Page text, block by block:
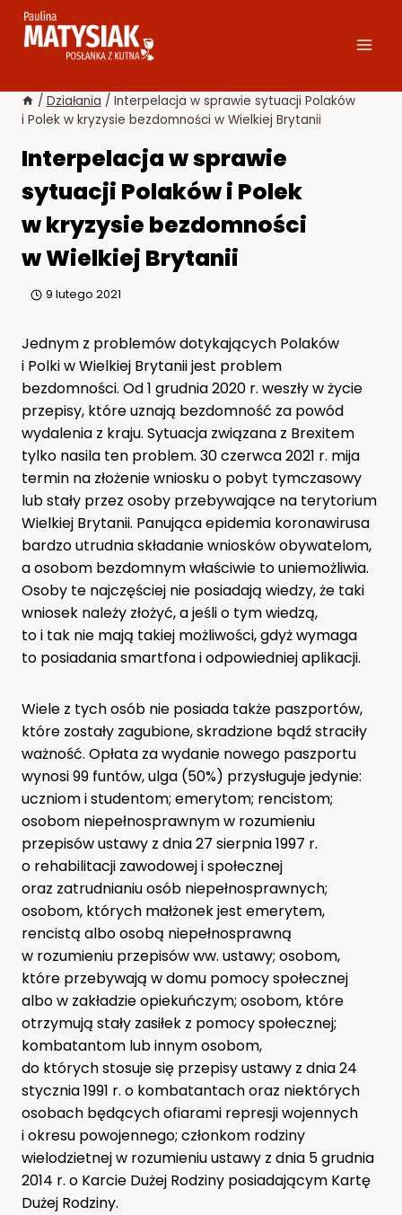
Przejdź
/ Działania / Interpelacja w sprawie sytuacji Polaków
i Polek w kryzysie bezdomności w Wielkiej Brytanii
Interpelacja w sprawie
sytuacji Polaków i Polek
w kryzysie bezdomności
w Wielkiej Brytanii
9 lutego 2021
Jednym z problemów dotykających Polaków
i Polki w Wielkiej Brytanii jest problem
bezdomności. Od 1 grudnia 2020 r. weszły w życie
przepisy, które uznają bezdomność za powód
wydalenia z kraju. Sytuacja związana z Brexitem
tylko nasila ten problem. 30 czerwca 2021 r. mija
termin na złożenie wniosku o pobyt tymczasowy
lub stały przez osoby przebywające na terytorium
Wielkiej Brytanii. Panująca epidemia koronawirusa
bardzo utrudnia składanie wniosków obywatelom,
a osobom bezdomnym właściwie to uniemożliwia.
Osoby te najczęściej nie posiadają wiedzy, że taki
wniosek należy złożyć, a jeśli o tym wiedzą,
to i tak nie mają takiej możliwości, gdyż wymaga
to posiadania smartfona i odpowiedniej aplikacji.
Wiele z tych osób nie posiada także paszportów,
które zostały zagubione, skradzione bądź straciły
ważność. Opłata za wydanie nowego paszportu
wynosi 99 funtów, ulga (50%) przysługuje jedynie:
uczniom i studentom; emerytom; rencistom;
osobom niepełnosprawnym w rozumieniu
przepisów ustawy z dnia 27 sierpnia 1997 r.
o rehabilitacji zawodowej i społecznej
oraz zatrudnianiu osób niepełnosprawnych;
osobom, których małżonek jest emerytem,
rencistą albo osobą niepełnosprawną
w rozumieniu przepisów ww. ustawy; osobom,
które przebywają w domu pomocy społecznej
albo w zakładzie opiekuńczym; osobom, które
otrzymują stały zasiłek z pomocy społecznej;
kombatantom lub innym osobom,
do których stosuje się przepisy ustawy z dnia 24
stycznia 1991 r. o kombatantach oraz niektórych
osobach będących ofiarami represji wojennych
i okresu powojennego; członkom rodziny
wielodzietnej w rozumieniu ustawy z dnia 5 grudnia
2014 r. o Karcie Dużej Rodziny posiadającym Kartę
Dużej Rodziny.